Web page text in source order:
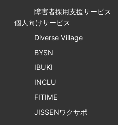
障害者採用支援サービス
個人向けサービス
Diverse Village
BYSN
IBUKI
INCLU
FITIME
JISSENワクサポ